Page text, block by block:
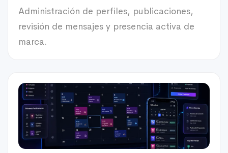
Administración de perfiles, publicaciones,
revisión de mensajes y presencia activa de
marca.